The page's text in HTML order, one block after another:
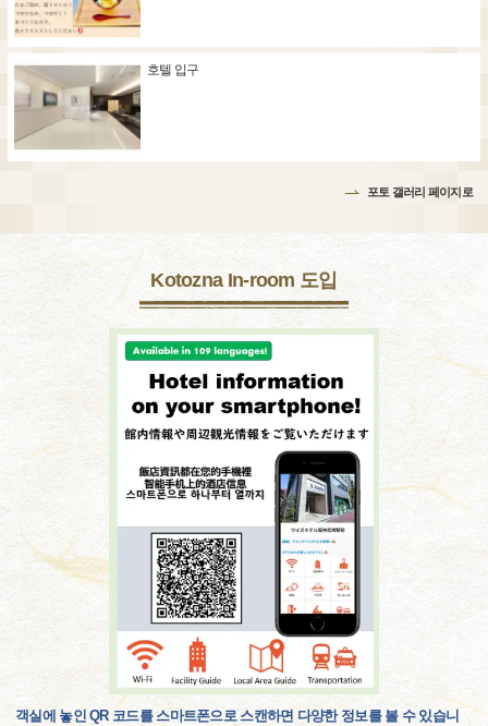
호텔 입구
포토 갤러리 페이지로
Kotozna In-room 도입
객실에 놓인 QR 코드를 스마트폰으로 스캔하면 다양한 정보를 볼 수 있습니